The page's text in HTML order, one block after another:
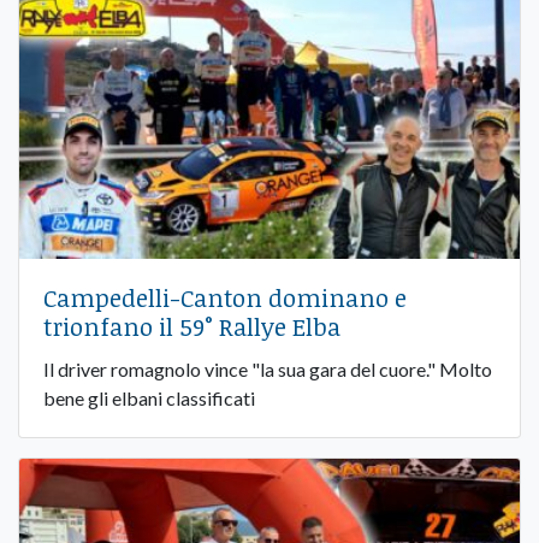
Campedelli-Canton dominano e
trionfano il 59° Rallye Elba
Il driver romagnolo vince "la sua gara del cuore." Molto
bene gli elbani classificati